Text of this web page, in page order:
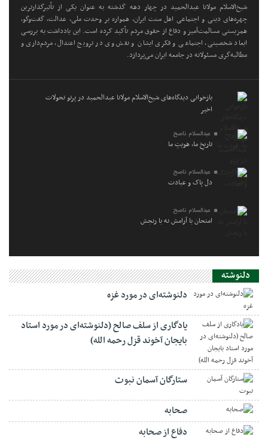
شیخ‌الاسلام مولانا عبدالحمید در چهار دهه گذشته به عنوان یکی از تأثیرگذارترین
چهره‌های دینی و اجتماعی اهل سنت ایران، همواره بر وحدت ملی، عدالت، گفت‌وگو،
همزیستی مسالمت‌آمیز و دفاع از حقوق مردم تأکید کرده است. این یادداشت به بررسی
ابعاد شخصیتی، اجتماعی و فکری ایشان و نقش وی در ترویج اعتدال، مردم‌داری و
مطالبه‌گری مسئولانه در جامعه ایران می‌پردازد.
بازخوانی دیدگاه‌های شیخ‌الاسلام مولانا عبدالحمید در پرتو تحولات
اخیر
عبدالسلام ناصح
تاریخِ ما، هویتِ ما
عبدالسلام ناصح
دل پاک و عبادت
عبدالسلام ناصح
امتحان با آرامش نه با رنجش
دلنوشته
دلنوشته‌ای در مورد غزه
یادگاری از سلف صالح (دلنوشته‌ای در مورد استاد
بایجان آخوند قزل رحمه الله)
ستارگان آسمان نبوت
صحابه
دفاع از صحابه